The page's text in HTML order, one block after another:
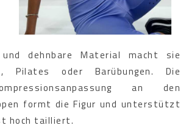
dehnbare Material macht sie
Pilates oder Barübungen. Die
an den
formt die Figur und unterstützt
hoch tailliert.